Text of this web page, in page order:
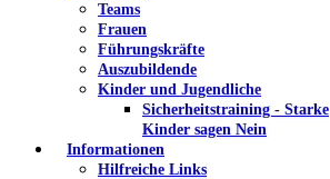
Teams
Frauen
Führungskräfte
Auszubildende
Kinder und Jugendliche
Sicherheitstraining - Starke
Kinder sagen Nein
Informationen
Hilfreiche Links